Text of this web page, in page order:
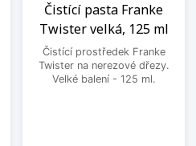
Čistící pasta Franke
Twister velká, 125 ml
Čistící prostředek Franke
Twister na nerezové dřezy.
Velké balení - 125 ml.